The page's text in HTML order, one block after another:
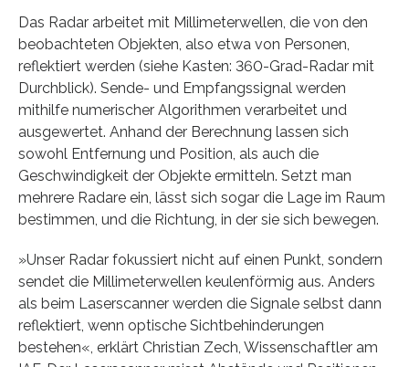
Das Radar arbeitet mit Millimeterwellen, die von den
beobachteten Objekten, also etwa von Personen,
reflektiert werden (siehe Kasten: 360-Grad-Radar mit
Durchblick). Sende- und Empfangssignal werden
mithilfe numerischer Algorithmen verarbeitet und
ausgewertet. Anhand der Berechnung lassen sich
sowohl Entfernung und Position, als auch die
Geschwindigkeit der Objekte ermitteln. Setzt man
mehrere Radare ein, lässt sich sogar die Lage im Raum
bestimmen, und die Richtung, in der sie sich bewegen.
»Unser Radar fokussiert nicht auf einen Punkt, sondern
sendet die Millimeterwellen keulenförmig aus. Anders
als beim Laserscanner werden die Signale selbst dann
reflektiert, wenn optische Sichtbehinderungen
bestehen«, erklärt Christian Zech, Wissenschaftler am